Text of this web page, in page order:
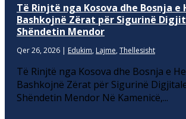
Të Rinjtë nga Kosova dhe Bosnja e
Bashkojnë Zërat për Sigurinë
Shëndetin Mendor
Qer 26, 2026 | Edukim, Lajme, Thellesisht
Të Rinjtë nga Kosova dhe Bosnja e
Bashkojnë Zërat për Sigurinë
Shëndetin Mendor Në Kamenicë,...